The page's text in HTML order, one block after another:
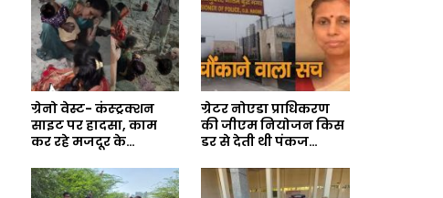
ग्रेनो वेस्ट- कंस्ट्रक्शन
साइट पर हादसा, काम
कर रहे मजदूर के…
ग्रेटर नोएडा प्राधिकरण
की जीएम नियोजन किस
डर से देती थी पंकज…